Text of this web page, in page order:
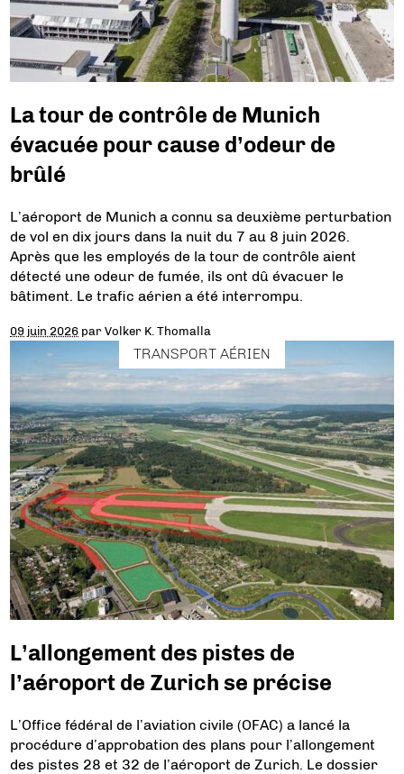
La tour de contrôle de Munich
évacuée pour cause d’odeur de
brûlé
L’aéroport de Munich a connu sa deuxième perturbation
de vol en dix jours dans la nuit du 7 au 8 juin 2026.
Après que les employés de la tour de contrôle aient
détecté une odeur de fumée, ils ont dû évacuer le
bâtiment. Le trafic aérien a été interrompu.
09 juin 2026 parVolker K. Thomalla
TRANSPORT AÉRIEN
L’allongement des pistes de
l’aéroport de Zurich se précise
L’Office fédéral de l’aviation civile (OFAC) a lancé la
procédure d’approbation des plans pour l’allongement
des pistes 28 et 32 de l’aéroport de Zurich. Le dossier